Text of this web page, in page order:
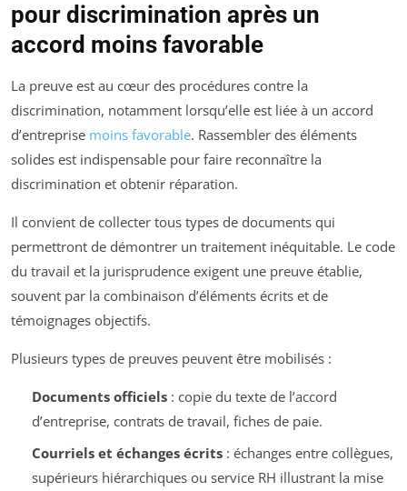
pour discrimination après un
accord moins favorable
La preuve est au cœur des procédures contre la
discrimination, notamment lorsqu’elle est liée à un accord
d’entreprise moins favorable. Rassembler des éléments
solides est indispensable pour faire reconnaître la
discrimination et obtenir réparation.
Il convient de collecter tous types de documents qui
permettront de démontrer un traitement inéquitable. Le code
du travail et la jurisprudence exigent une preuve établie,
souvent par la combinaison d’éléments écrits et de
témoignages objectifs.
Plusieurs types de preuves peuvent être mobilisés :
Documents officiels: copie du texte de l’accord
d’entreprise, contrats de travail, fiches de paie.
Courriels et échanges écrits: échanges entre collègues,
supérieurs hiérarchiques ou service RH illustrant la mise